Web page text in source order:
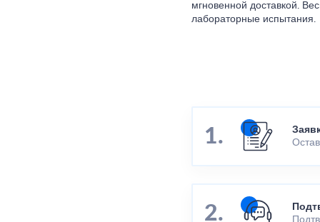
мгновенной доставкой.
лабораторные испытания.